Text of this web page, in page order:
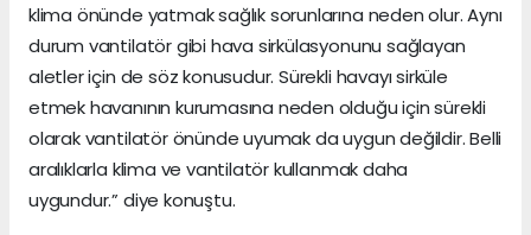
klima önünde yatmak sağlık sorunlarına neden olur. Aynı
durum vantilatör gibi hava sirkülasyonunu sağlayan
aletler için de söz konusudur. Sürekli havayı sirküle
etmek havanının kurumasına neden olduğu için sürekli
olarak vantilatör önünde uyumak da uygun değildir. Belli
aralıklarla klima ve vantilatör kullanmak daha
uygundur.” diye konuştu.